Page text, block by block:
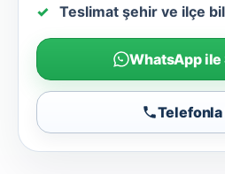
Teslimat şehir ve ilçe
WhatsApp ile
Telefonla